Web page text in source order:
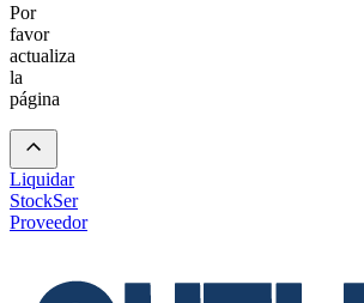
Por
favor
actualiza
la
página
Liquidar
StockSer
Proveedor